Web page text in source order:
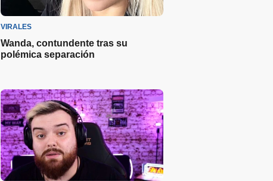
VIRALES
Wanda, contundente tras su
polémica separación